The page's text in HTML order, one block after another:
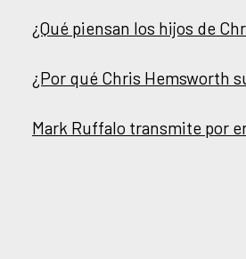
¿Qué piensan los hijos de
¿Por qué Chris Hemsworth
Mark Ruffalo transmite por